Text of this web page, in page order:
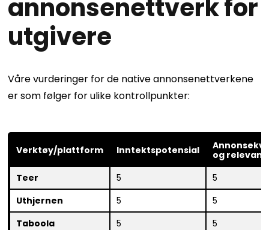
annonsenettverk for
utgivere
Våre vurderinger for de native annonsenettverkene
er som følger for ulike kontrollpunkter:
Verktøy/plattform Inntektspotensial
og relevans
Teer
5
5
Uthjernen
5
5
Taboola
5
5